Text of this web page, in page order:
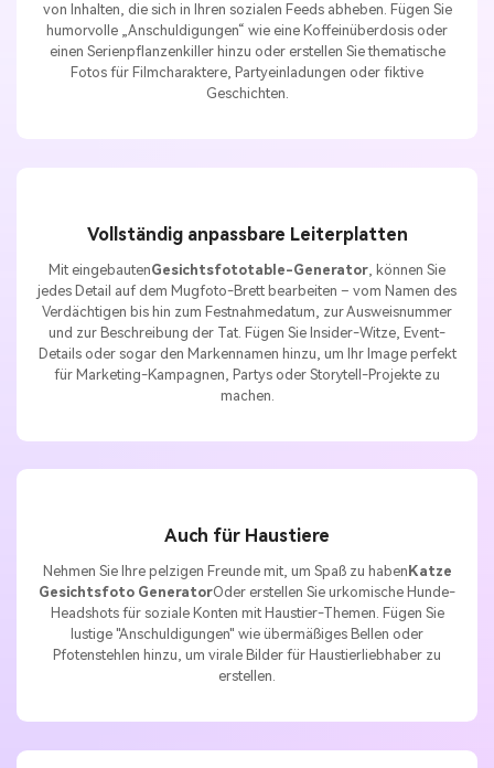
von Inhalten, die sich in Ihren sozialen Feeds abheben. Fügen Sie
humorvolle „Anschuldigungen“ wie eine Koffeinüberdosis oder
einen Serienpflanzenkiller hinzu oder erstellen Sie thematische
Fotos für Filmcharaktere, Partyeinladungen oder fiktive
Geschichten.
Vollständig anpassbare Leiterplatten
Mit eingebautenGesichtsfototable-Generator , können Sie
jedes Detail auf dem Mugfoto-Brett bearbeiten – vom Namen des
Verdächtigen bis hin zum Festnahmedatum, zur Ausweisnummer
und zur Beschreibung der Tat. Fügen Sie Insider-Witze, Event-
Details oder sogar den Markennamen hinzu, um Ihr Image perfekt
für Marketing-Kampagnen, Partys oder Storytell-Projekte zu
machen.
Auch für Haustiere
Nehmen Sie Ihre pelzigen Freunde mit, um Spaß zu haben Katze
Gesichtsfoto GeneratorOder erstellen Sie urkomische Hunde-
Headshots für soziale Konten mit Haustier-Themen. Fügen Sie
lustige "Anschuldigungen" wie übermäßiges Bellen oder
Pfotenstehlen hinzu, um virale Bilder für Haustierliebhaber zu
erstellen.